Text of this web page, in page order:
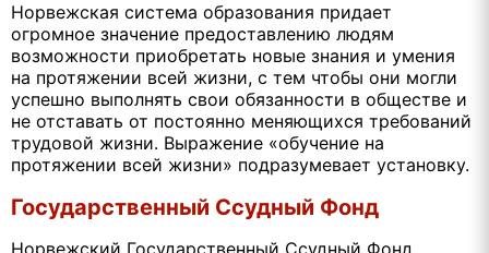
Норвежская система образования придает
огромное значение предоставлению людям
возможности приобретать новые знания и умения
на протяжении всей жизни, с тем чтобы они могли
успешно выполнять свои обязанности в обществе и
не отставать от постоянно меняющихся требований
трудовой жизни. Выражение «обучение на
протяжении всей жизни» подразумевает установку.
Государственный Ссудный Фонд
Норвежский Государственный Ссудный Фонд